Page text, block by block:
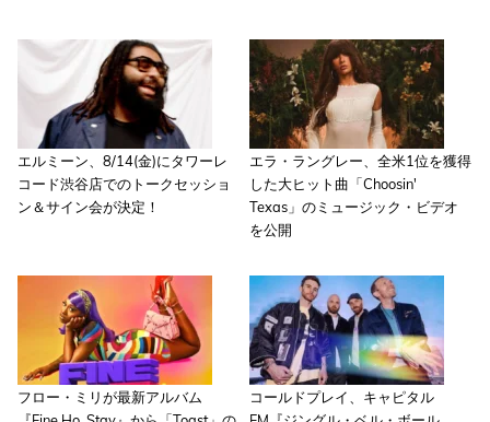
エルミーン、8/14(金)にタワーレ
コード渋谷店でのトークセッショ
ン＆サイン会が決定！
エラ・ラングレー、全米1位を獲得
した大ヒット曲「Choosin'
Texas」のミュージック・ビデオ
を公開
フロー・ミリが最新アルバム
コールドプレイ、キャピタル